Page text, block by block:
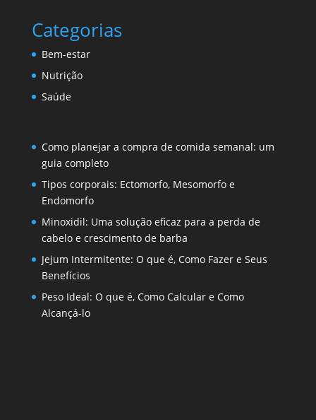
Categorias
Bem-estar
Nutrição
Saúde
Como planejar a compra de comida semanal: um
guia completo
Tipos corporais: Ectomorfo, Mesomorfo e
Endomorfo
Minoxidil: Uma solução eficaz para a perda de
cabelo e crescimento de barba
Jejum Intermitente: O que é, Como Fazer e Seus
Benefícios
Peso Ideal: O que é, Como Calcular e Como
Alcançá-lo